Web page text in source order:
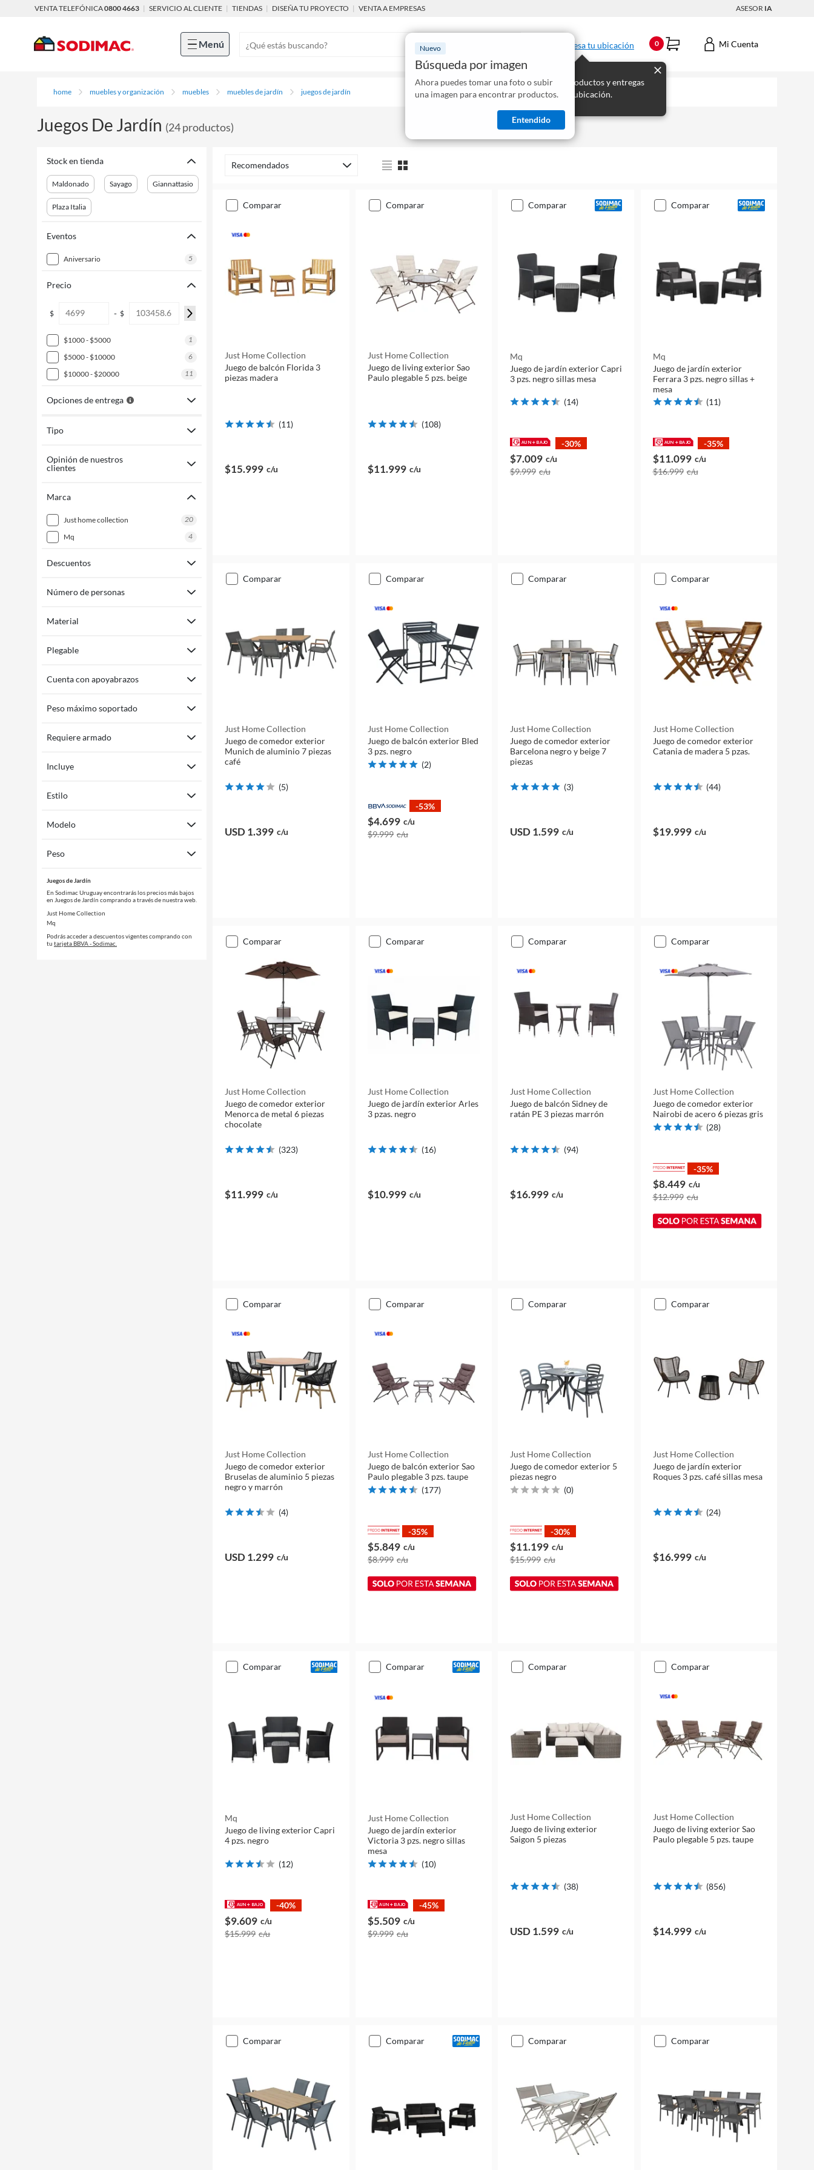
VENTA TELEFÓNICA0800 4663 | SERVICIO AL CLIENTE | TIENDAS | DISEÑA TU PROYECTO | VENTA A EMPRESAS ASESOR IA
Menú Nuevo
Búsqueda por imagen
Ahora puedes tomar una foto o subir
una imagen para encontrar productos.
Entendido
Ingresa tu ubicación
Mostraremos los productos y entregas
disponibles para tu ubicación.
0 Mi Cuenta
home muebles y organización muebles muebles de jardín juegos de jardín
Juegos De Jardín (24productos)
Stock en tienda
Maldonado Sayago Giannattasio
Plaza Italia
Eventos
aniversario 5
Precio
$ - $
$1000 - $5000
1
$5000 - $10000
6
$10000 - $20000
11
Opciones de entrega
Tipo
Opinión de nuestros
clientes
Marca
just home collection
20
mq
4
Descuentos
Número de personas
Material
Plegable
Cuenta con apoyabrazos
Peso máximo soportado
Requiere armado
Incluye
Estilo
Modelo
Peso
Juegos de Jardín
En Sodimac Uruguay encontrarás los precios más bajos
en Juegos de Jardín comprando a través de nuestra web.
Just Home Collection
Mq
Podrás acceder a descuentos vigentes comprando con
tu tarjeta BBVA - Sodimac.
Recomendados
comparar
Just Home Collection
Juego de balcón Florida 3
piezas madera
(11)
$15.999 c/u
comparar
Just Home Collection
Juego de living exterior Sao
Paulo plegable 5 pzs. beige
(108)
$11.999 c/u
comparar
Mq
Juego de jardín exterior Capri
3 pzs. negro sillas mesa
(14)
-30%
$7.009 c/u
$9.999 c/u
comparar
Mq
Juego de jardín exterior
Ferrara 3 pzs. negro sillas +
mesa
(11)
-35%
$11.099 c/u
$16.999 c/u
comparar
Just Home Collection
Juego de comedor exterior
Munich de aluminio 7 piezas
café
(5)
USD 1.399 c/u
comparar
Just Home Collection
Juego de balcón exterior Bled
3 pzs. negro
(2)
-53%
$4.699 c/u
$9.999 c/u
comparar
Just Home Collection
Juego de comedor exterior
Barcelona negro y beige 7
piezas
(3)
USD 1.599 c/u
comparar
Just Home Collection
Juego de comedor exterior
Catania de madera 5 pzas.
(44)
$19.999 c/u
comparar
Just Home Collection
Juego de comedor exterior
Menorca de metal 6 piezas
chocolate
(323)
$11.999 c/u
comparar
Just Home Collection
Juego de jardín exterior Arles
3 pzas. negro
(16)
$10.999 c/u
comparar
Just Home Collection
Juego de balcón Sidney de
ratán PE 3 piezas marrón
(94)
$16.999 c/u
comparar
Just Home Collection
Juego de comedor exterior
Nairobi de acero 6 piezas gris
(28)
-35%
$8.449 c/u
$12.999 c/u
comparar
Just Home Collection
Juego de comedor exterior
Bruselas de aluminio 5 piezas
negro y marrón
(4)
USD 1.299 c/u
comparar
Just Home Collection
Juego de balcón exterior Sao
Paulo plegable 3 pzs. taupe
(177)
-35%
$5.849 c/u
$8.999 c/u
comparar
Just Home Collection
Juego de comedor exterior 5
piezas negro
(0)
-30%
$11.199 c/u
$15.999 c/u
comparar
Just Home Collection
Juego de jardín exterior
Roques 3 pzs. café sillas mesa
(24)
$16.999 c/u
comparar
Mq
Juego de living exterior Capri
4 pzs. negro
(12)
-40%
$9.609 c/u
$15.999 c/u
comparar
Just Home Collection
Juego de jardín exterior
Victoria 3 pzs. negro sillas
mesa
(10)
-45%
$5.509 c/u
$9.999 c/u
comparar
Just Home Collection
Juego de living exterior
Saigon 5 piezas
(38)
USD 1.599 c/u
comparar
Just Home Collection
Juego de living exterior Sao
Paulo plegable 5 pzs. taupe
(856)
$14.999 c/u
comparar comparar comparar comparar